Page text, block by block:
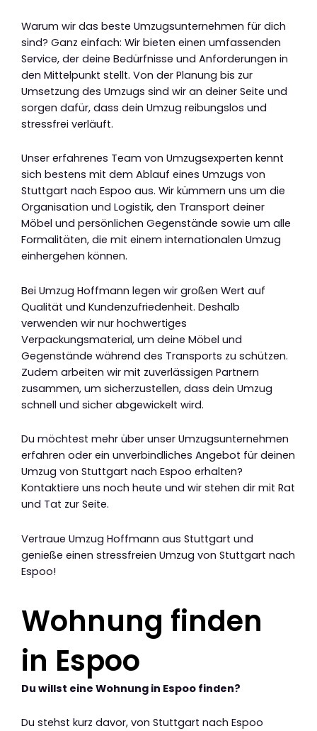
Warum wir das beste Umzugsunternehmen für dich
sind? Ganz einfach: Wir bieten einen umfassenden
Service, der deine Bedürfnisse und Anforderungen in
den Mittelpunkt stellt. Von der Planung bis zur
Umsetzung des Umzugs sind wir an deiner Seite und
sorgen dafür, dass dein Umzug reibungslos und
stressfrei verläuft.
Unser erfahrenes Team von Umzugsexperten kennt
sich bestens mit dem Ablauf eines Umzugs von
Stuttgart nach Espoo aus. Wir kümmern uns um die
Organisation und Logistik, den Transport deiner
Möbel und persönlichen Gegenstände sowie um alle
Formalitäten, die mit einem internationalen Umzug
einhergehen können.
Bei Umzug Hoffmann legen wir großen Wert auf
Qualität und Kundenzufriedenheit. Deshalb
verwenden wir nur hochwertiges
Verpackungsmaterial, um deine Möbel und
Gegenstände während des Transports zu schützen.
Zudem arbeiten wir mit zuverlässigen Partnern
zusammen, um sicherzustellen, dass dein Umzug
schnell und sicher abgewickelt wird.
Du möchtest mehr über unser Umzugsunternehmen
erfahren oder ein unverbindliches Angebot für deinen
Umzug von Stuttgart nach Espoo erhalten?
Kontaktiere uns noch heute und wir stehen dir mit Rat
und Tat zur Seite.
Vertraue Umzug Hoffmann aus Stuttgart und
genieße einen stressfreien Umzug von Stuttgart nach
Espoo!
Wohnung finden
in Espoo
Du willst eine Wohnung in Espoo finden?
Du stehst kurz davor, von Stuttgart nach Espoo